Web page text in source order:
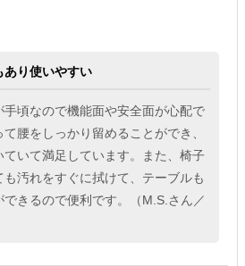
あり使いやすい
頃なので機能面や安全面が心配で
腰をしっかり留めることができ、
いて満足しています。また、椅子
汚れをすぐに拭けて、テーブルも
きるので便利です。（M.S.さん／